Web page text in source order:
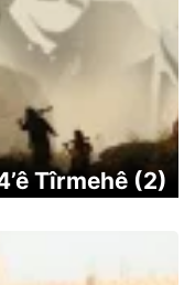
Tîrmehê (2)